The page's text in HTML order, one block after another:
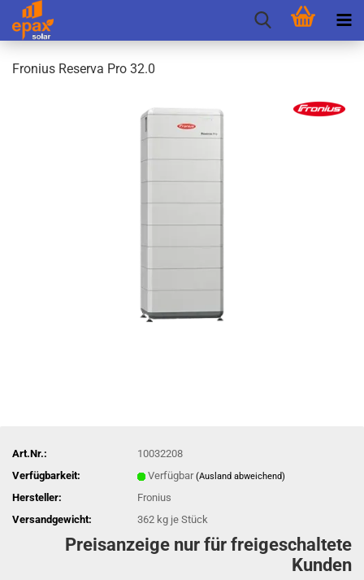
Fro­ni­us Re­ser­va Pro 32.0
Art.Nr.:
10032208
Verfügbarkeit:
Verfügbar(Ausland abweichend)
Hersteller:
Fronius
Versandgewicht:
362 kg je Stück
Preisanzeige nur für freigeschaltete
Kunden